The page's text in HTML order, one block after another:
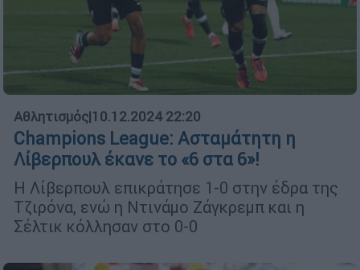
Αθλητισμός|10.12.2024 22:20
Champions League: Ασταμάτητη η
Λίβερπουλ έκανε το «6 στα 6»!
Η Λίβερπουλ επικράτησε 1-0 στην έδρα της
Τζιρόνα, ενώ η Ντινάμο Ζάγκρεμπ και η
Σέλτικ κόλλησαν στο 0-0